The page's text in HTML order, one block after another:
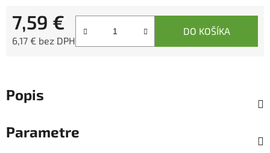
7,59 €
6,17 € bez DPH
DO KOŠÍKA
Popis
Parametre